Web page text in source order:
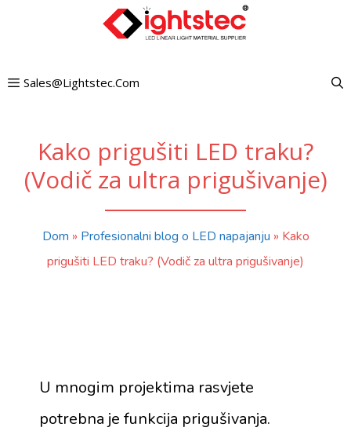
Sales@lightstec.com
Kako prigušiti LED traku?
(Vodič za ultra prigušivanje)
Dom » Profesionalni blog o LED napajanju » Kako
prigušiti LED traku? (Vodič za ultra prigušivanje)
U mnogim projektima rasvjete
potrebna je funkcija prigušivanja.